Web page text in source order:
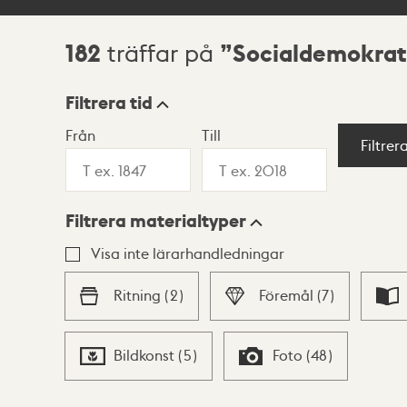
Sökresultat
182 träffar på
Visningsläge
Lista Karta
Filtrera tid
Från Till
Filtrera materialtyper
Visa inte lärarhandledningar
Ritning (2) Föremål (7)
Bildkonst (5) Foto (48)